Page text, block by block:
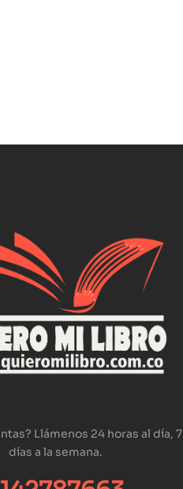
Llámenos 24 horas al día, 7
días a la semana.